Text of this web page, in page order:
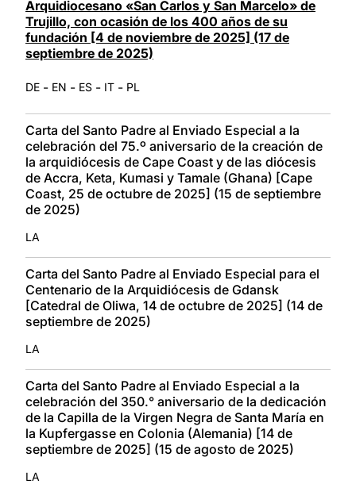
Arquidiocesano «San Carlos y San Marcelo» de
Trujillo, con ocasión de los 400 años de su
fundación [4 de noviembre de 2025] (17 de
septiembre de 2025)
DE - EN - ES - IT - PL
Carta del Santo Padre al Enviado Especial a la
celebración del 75.º aniversario de la creación de
la arquidiócesis de Cape Coast y de las diócesis
de Accra, Keta, Kumasi y Tamale (Ghana) [Cape
Coast, 25 de octubre de 2025] (15 de septiembre
de 2025)
LA
Carta del Santo Padre al Enviado Especial para el
Centenario de la Arquidiócesis de Gdansk
[Catedral de Oliwa, 14 de octubre de 2025] (14 de
septiembre de 2025)
LA
Carta del Santo Padre al Enviado Especial a la
celebración del 350.° aniversario de la dedicación
de la Capilla de la Virgen Negra de Santa María en
la Kupfergasse en Colonia (Alemania) [14 de
septiembre de 2025] (15 de agosto de 2025)
LA